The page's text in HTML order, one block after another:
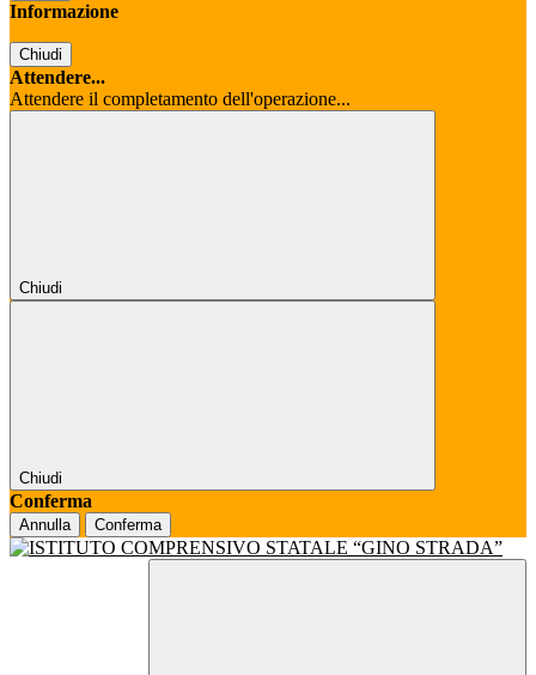
Informazione
Chiudi
Attendere...
Attendere il completamento dell'operazione...
Chiudi
Chiudi
Conferma
Annulla Conferma